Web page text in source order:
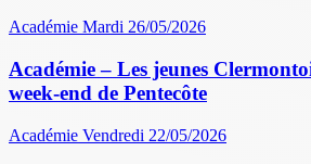
Académie Mardi 26/05/2026
Académie – Les jeunes
week-end de Pentecôte
Académie Vendredi 22/05/2026